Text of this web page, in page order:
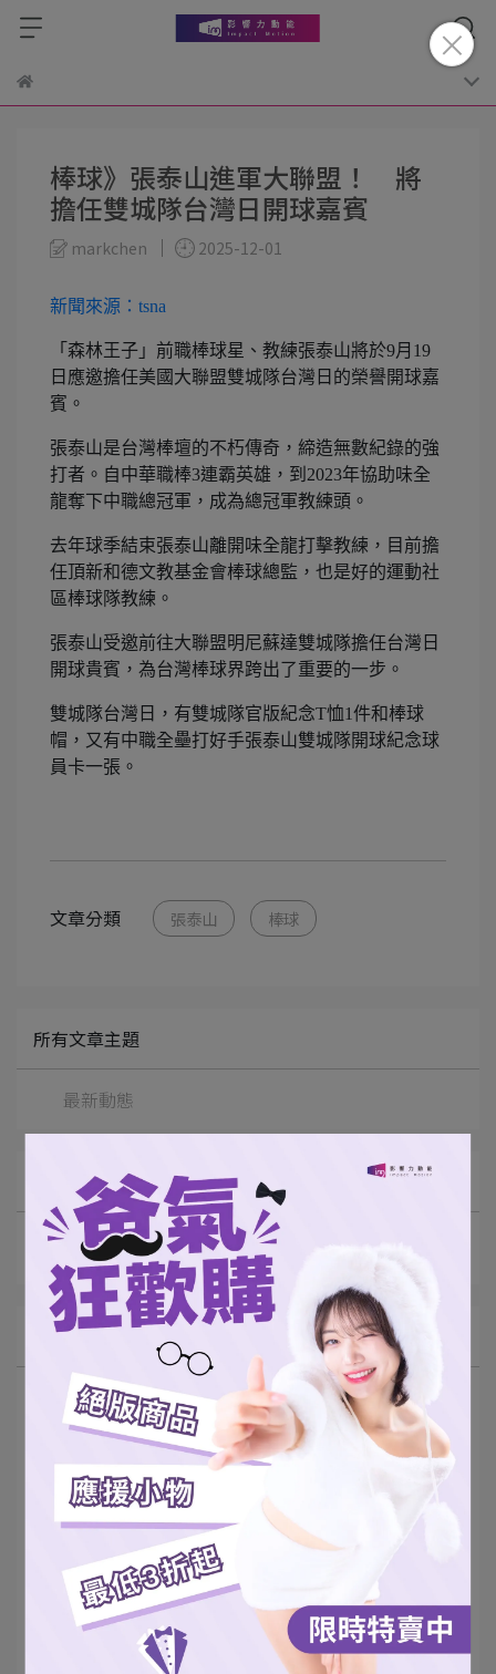
棒球》張泰山進軍大聯盟！ 將
擔任雙城隊台灣日開球嘉賓
markchen 2025-12-01
新聞來源：tsna
「森林王子」前職棒球星、教練張泰山將於9月19
日應邀擔任美國大聯盟雙城隊台灣日的榮譽開球嘉
賓。
張泰山是台灣棒壇的不朽傳奇，締造無數紀錄的強
打者。自中華職棒3連霸英雄，到2023年協助味全
龍奪下中職總冠軍，成為總冠軍教練頭。
去年球季結束張泰山離開味全龍打擊教練，目前擔
任頂新和德文教基金會棒球總監，也是好的運動社
區棒球隊教練。
張泰山受邀前往大聯盟明尼蘇達雙城隊擔任台灣日
開球貴賓，為台灣棒球界跨出了重要的一步。
雙城隊台灣日，有雙城隊官版紀念T恤1件和棒球
帽，又有中職全壘打好手張泰山雙城隊開球紀念球
員卡一張。
文章分類 張泰山 棒球
所有文章主題
最新動態
文章分類
桃氣女孩 陳柏良 足球 張泰山
最新動態
台灣職業運動首位「三棲團長」誕生！Rina加盟
17LIVE桃氣女孩 甜美與態度並存 排球應援迎來全
新篇章
2026-08-04